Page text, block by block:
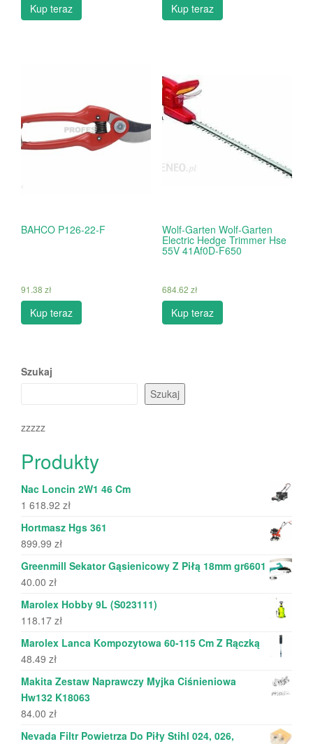
Kup teraz Kup teraz
BAHCO P126-22-F
91.38 zł
Kup teraz
Wolf-Garten Wolf-Garten
Electric Hedge Trimmer Hse
55V 41Af0D-F650
684.62 zł
Kup teraz
Szukaj
Szukaj
zzzzz
Produkty
Nac Loncin 2W1 46 Cm
1 618.92 zł
Hortmasz Hgs 361
899.99 zł
Greenmill Sekator Gąsienicowy Z Piłą 18mm gr6601
40.00 zł
Marolex Hobby 9L (S023111)
118.17 zł
Marolex Lanca Kompozytowa 60-115 Cm Z Rączką
48.49 zł
Makita Zestaw Naprawczy Myjka Ciśnieniowa
Hw132 K18063
84.00 zł
Nevada Filtr Powietrza Do Piły Stihl 024, 026,